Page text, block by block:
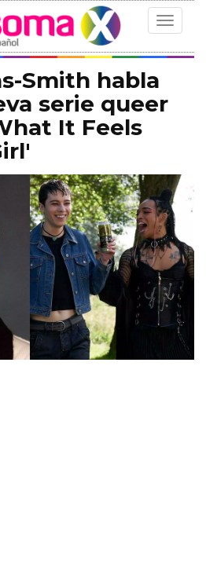
Toggle
Smith habla
serie queer
It Feels